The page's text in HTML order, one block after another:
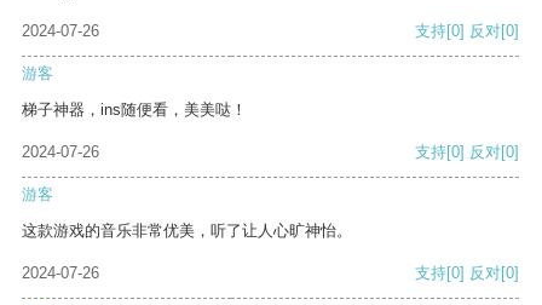
2024-07-26 支持[0] 反对[0]
游客
梯子神器，ins随便看，美美哒！
2024-07-26 支持[0] 反对[0]
游客
这款游戏的音乐非常优美，听了让人心旷神怡。
2024-07-26 支持[0] 反对[0]